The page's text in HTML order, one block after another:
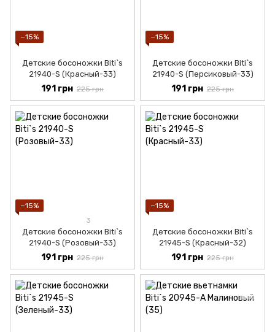
−15%
Детские босоножки Biti`s
21940-S (Красный-33)
191 грн 225 грн
−15%
Детские босоножки Biti`s
21940-S (Персиковый-33)
191 грн 225 грн
−15%
3
Детские босоножки Biti`s
21940-S (Розовый-33)
191 грн 225 грн
−15%
Детские босоножки Biti`s
21945-S (Красный-32)
191 грн 225 грн